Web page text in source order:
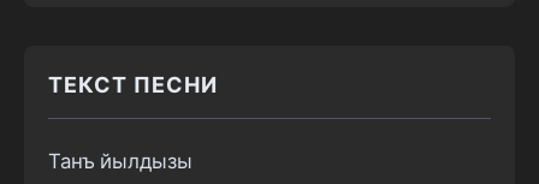
ТЕКСТ ПЕСНИ
Танъ йылдызы